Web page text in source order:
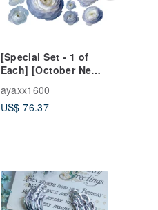
[Special Set - 1 of
Each] [October New
223 Designs] Choki
Paper, Collage
ayaxx1600
US$ 76.37